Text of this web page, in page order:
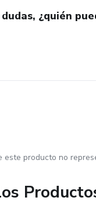
¿quién
este producto no